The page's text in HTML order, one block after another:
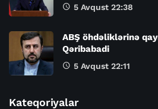
5 Avqust 22:38
ABŞ öhdəliklərinə
Qəribabadi
5 Avqust 22:11
Kateqoriyalar